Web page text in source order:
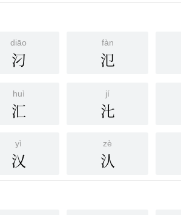
diāo
汈
fàn
氾
huì
汇
jí
㲺
yì
㲼
zè
汄